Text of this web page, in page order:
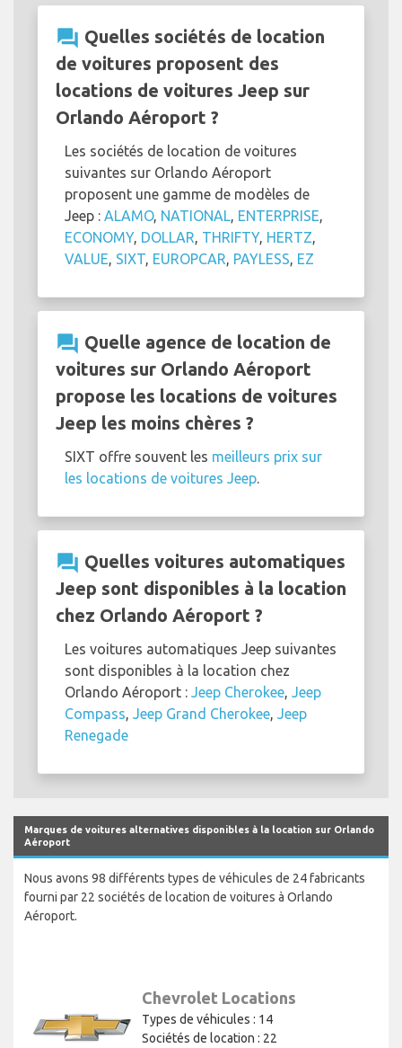
question_answer Quelles sociétés de location
de voitures proposent des
locations de voitures Jeep sur
Orlando Aéroport ?
Les sociétés de location de voitures
suivantes sur Orlando Aéroport
proposent une gamme de modèles de
Jeep : ALAMO, NATIONAL, ENTERPRISE,
ECONOMY, DOLLAR, THRIFTY, HERTZ,
VALUE, SIXT, EUROPCAR, PAYLESS, EZ
question_answer Quelle agence de location de
voitures sur Orlando Aéroport
propose les locations de voitures
Jeep les moins chères ?
SIXT offre souvent les meilleurs prix sur
les locations de voitures Jeep.
question_answer Quelles voitures automatiques
Jeep sont disponibles à la location
chez Orlando Aéroport ?
Les voitures automatiques Jeep suivantes
sont disponibles à la location chez
Orlando Aéroport : Jeep Cherokee, Jeep
Compass, Jeep Grand Cherokee, Jeep
Renegade
Marques de voitures alternatives disponibles à la location sur Orlando
Aéroport
Nous avons 98 différents types de véhicules de 24 fabricants
fourni par 22 sociétés de location de voitures à Orlando
Aéroport.
Chevrolet Locations
Types de véhicules : 14
Sociétés de location : 22